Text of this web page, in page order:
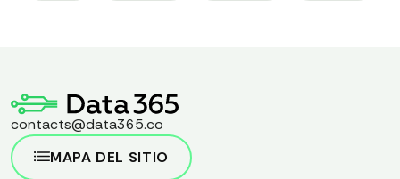
contacts@data365.co
MAPA DEL SITIO